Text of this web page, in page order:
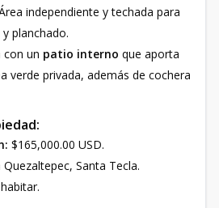
independiente y techada para
planchado.
con un patio interno que aporta
verde privada, además de cochera
$165,000.00 USD.
Quezaltepec, Santa Tecla.